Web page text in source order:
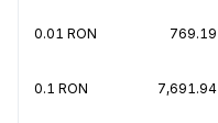
0.01 RON 769.19
0.1 RON 7,691.94